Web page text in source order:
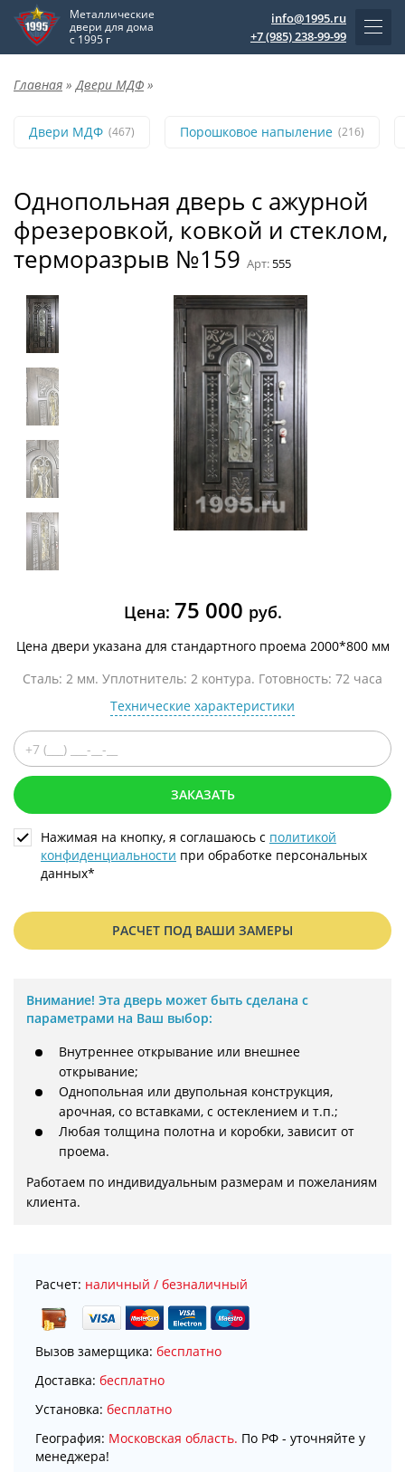
Металлические
двери для дома
с 1995 г
info@1995.ru
+7 (985) 238-99-99
Главная » Двери МДФ »
Двери МДФ (467) Порошковое напыление (216)
Однопольная дверь с ажурной
фрезеровкой, ковкой и стеклом,
терморазрыв №159 Арт: 555
Цена: 75 000 руб.
Цена двери указана для стандартного проема 2000*800 мм
Сталь: 2 мм. Уплотнитель: 2 контура. Готовность: 72 часа
Технические характеристики
ЗАКАЗАТЬ
Нажимая на кнопку, я соглашаюсь с политикой
конфиденциальности при обработке персональных
данных*
РАСЧЕТ ПОД ВАШИ ЗАМЕРЫ
Внимание! Эта дверь может быть сделана с
параметрами на Ваш выбор:
Внутреннее открывание или внешнее
открывание;
Однопольная или двупольная конструкция,
арочная, со вставками, с остеклением и т.п.;
Любая толщина полотна и коробки, зависит от
проема.
Работаем по индивидуальным размерам и пожеланиям
клиента.
Расчет: наличный / безналичный
Вызов замерщика: бесплатно
Доставка: бесплатно
Установка: бесплатно
География: Московская область. По РФ - уточняйте у
менеджера!